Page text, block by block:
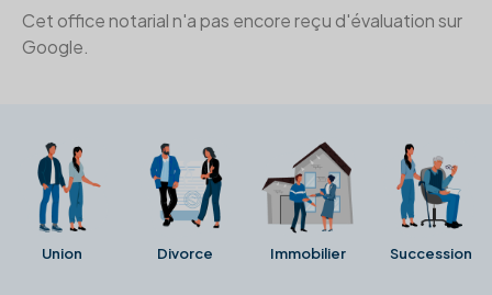
Cet office notarial n'a pas encore reçu d'évaluation sur
Google.
Union Divorce Immobilier Succession